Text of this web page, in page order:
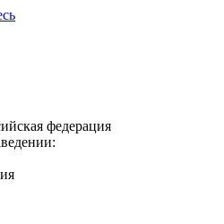
федерация